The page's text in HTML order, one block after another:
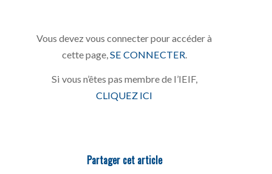
Vous devez vous connecter pour accéder à
cette page, SE CONNECTER
Si vous n’êtes pas membre de l’IEIF,
CLIQUEZ ICI
Partager cet article